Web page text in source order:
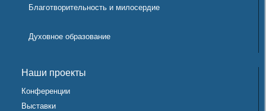
Благотворительность и милосердие
Духовное образование
Наши проекты
Конференции
Выставки